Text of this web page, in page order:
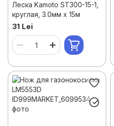
Леска Kamoto ST300-15-1,
круглая, 3.0мм x 15м
31 Lei